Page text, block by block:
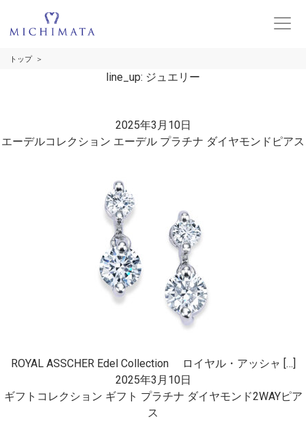
トップ
line_up: ジュエリー
2025年3月10日
エーデルコレクション エーデル プラチナ ダイヤモンドピアス
ROYAL ASSCHER Edel Collection ロイヤル・アッシャ […]
2025年3月10日
ギフトコレクション ギフト プラチナ ダイヤモンド2WAYピア
ス